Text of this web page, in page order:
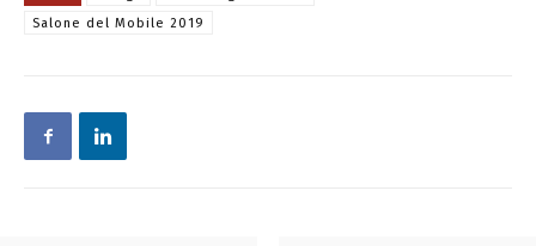
Salone del Mobile 2019